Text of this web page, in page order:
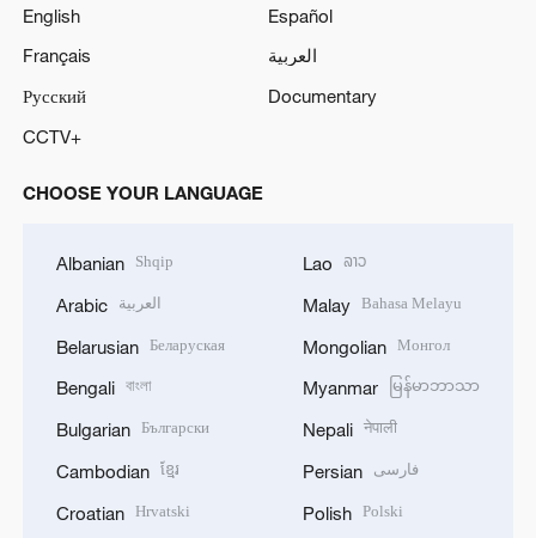
English
Español
Français
العربية
Русский
Documentary
CCTV+
CHOOSE YOUR LANGUAGE
Albanian Shqip
Arabic العربية
Belarusian Беларуская
Bengali বাংলা
Bulgarian Български
Cambodian ខ្មែរ
Croatian Hrvatski
Lao ລາວ
Malay Bahasa Melayu
Mongolian Монгол
Myanmar မြန်မာဘာသာ
Nepali नेपाली
Persian فارسی
Polish Polski